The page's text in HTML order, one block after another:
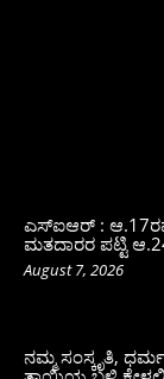
ಎಸ್‌ಐಆರ್‌ :
ಮತದಾರರ ಪಟ್ಟಿ
August 7, 2026
ನಮ್ಮ ಸಂಸ್ಕೃತಿ,